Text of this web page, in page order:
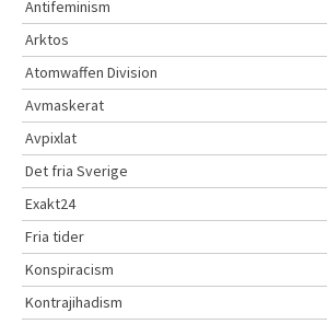
Antifeminism
Arktos
Atomwaffen Division
Avmaskerat
Avpixlat
Det fria Sverige
Exakt24
Fria tider
Konspiracism
Kontrajihadism